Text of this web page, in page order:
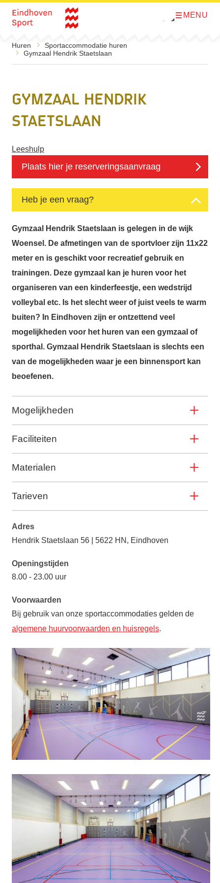
Direct naar de inhoud
O
MENU
Huren
Sportaccommodatie huren
Gymzaal Hendrik Staetslaan
Gymzaal Hendrik
Staetslaan
Leeshulp
Plaats hier je reserveringsaanvraag
Heb je een vraag?
Gymzaal Hendrik Staetslaan is gelegen in de wijk
Woensel. De afmetingen van de sportvloer zijn 11x22
meter en is geschikt voor recreatief gebruik en
trainingen. Deze gymzaal kan je huren voor het
organiseren van een kinderfeestje, een wedstrijd
volleybal etc. Is het slecht weer of juist veels te warm
buiten? In Eindhoven zijn er ontzettend veel
mogelijkheden voor het huren van een gymzaal of
sporthal. Gymzaal Hendrik Staetslaan is slechts een
van de mogelijkheden waar je een binnensport kan
beoefenen.
Mogelijkheden
Faciliteiten
Materialen
Tarieven
Adres
Hendrik Staetslaan 56 | 5622 HN, Eindhoven
Openingstijden
8.00 - 23.00 uur
Voorwaarden
Bij gebruik van onze sportaccommodaties gelden de
algemene huurvoorwaarden en huisregels.